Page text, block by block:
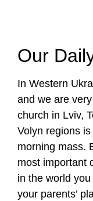
Our
In Western
and we are
church in Lviv,
Volyn regions
morning mass.
most important
in the world
your parents’